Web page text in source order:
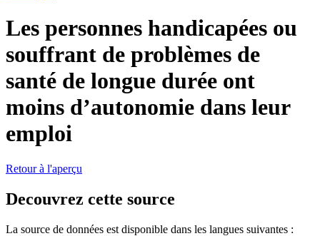
Les personnes handicapées ou
souffrant de problèmes de
santé de longue durée ont
moins d’autonomie dans leur
emploi
Retour à l'aperçu
Decouvrez cette source
La source de données est disponible dans les langues suivantes :